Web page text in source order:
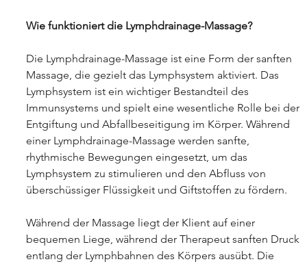
Wie funktioniert die Lymphdrainage-Massage?
Die Lymphdrainage-Massage ist eine Form der sanften
Massage, die gezielt das Lymphsystem aktiviert. Das
Lymphsystem ist ein wichtiger Bestandteil des
Immunsystems und spielt eine wesentliche Rolle bei der
Entgiftung und Abfallbeseitigung im Körper. Während
einer Lymphdrainage-Massage werden sanfte,
rhythmische Bewegungen eingesetzt, um das
Lymphsystem zu stimulieren und den Abfluss von
überschüssiger Flüssigkeit und Giftstoffen zu fördern.
Während der Massage liegt der Klient auf einer
bequemen Liege, während der Therapeut sanften Druck
entlang der Lymphbahnen des Körpers ausübt. Die